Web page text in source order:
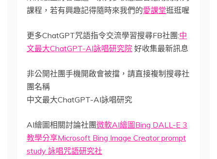
課程，若有興趣記得隨時來我們的愛課堂逛逛喔
更多ChatGPT咒語指令交流學習搜尋FB社團:中
文最大ChatGPT-AI詠唱研究院 好收集最新訊息
非公開社團手機開啟會被擋，請直接複制搜尋社
團名稱
中文最大ChatGPT-AI詠唱研究
AI繪圖相關討論社團微軟AI繪圖Bing DALL-E 3
教學分享Microsoft Bing Image Creator prompt
study 詠唱咒語研究社